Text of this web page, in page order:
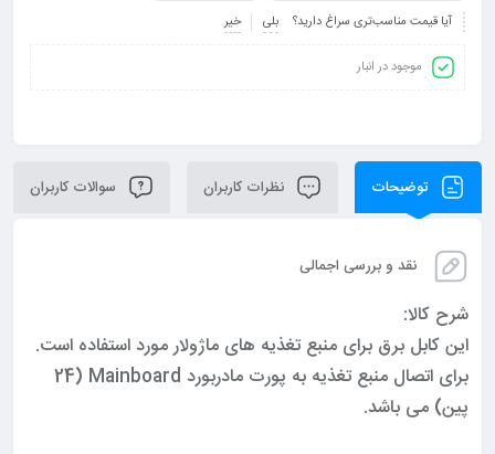
آیا قیمت مناسب‌تری سراغ دارید؟ بلی خیر
موجود در انبار
توضیحات نظرات کاربران سوالات کاربران
نقد و بررسی اجمالی
شرح کالا:
این کابل برق برای منبع تغذیه های ماژولار مورد استفاده است.
برای اتصال منبع تغذیه به پورت مادربورد Mainboard (24
پین) می باشد.